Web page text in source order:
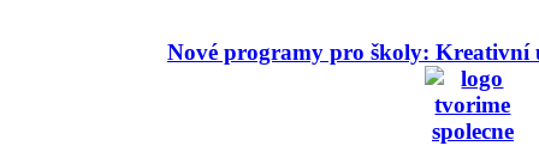
Nové programy pro školy: Kreativní